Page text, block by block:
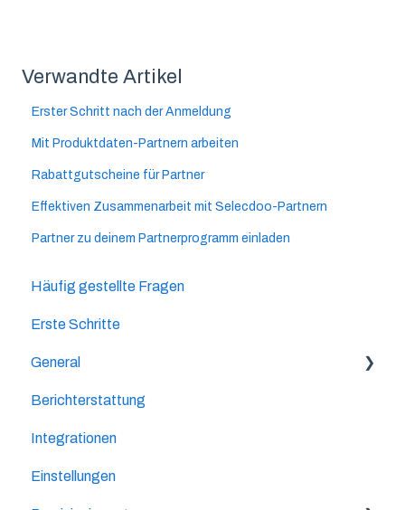
Verwandte Artikel
Erster Schritt nach der Anmeldung
Mit Produktdaten-Partnern arbeiten
Rabattgutscheine für Partner
Effektiven Zusammenarbeit mit Selecdoo-Partnern
Partner zu deinem Partnerprogramm einladen
Häufig gestellte Fragen
Erste Schritte
General
Partner Empfehlungen
Ideen
Updates
Berichterstattung
Integrationen
Einstellungen